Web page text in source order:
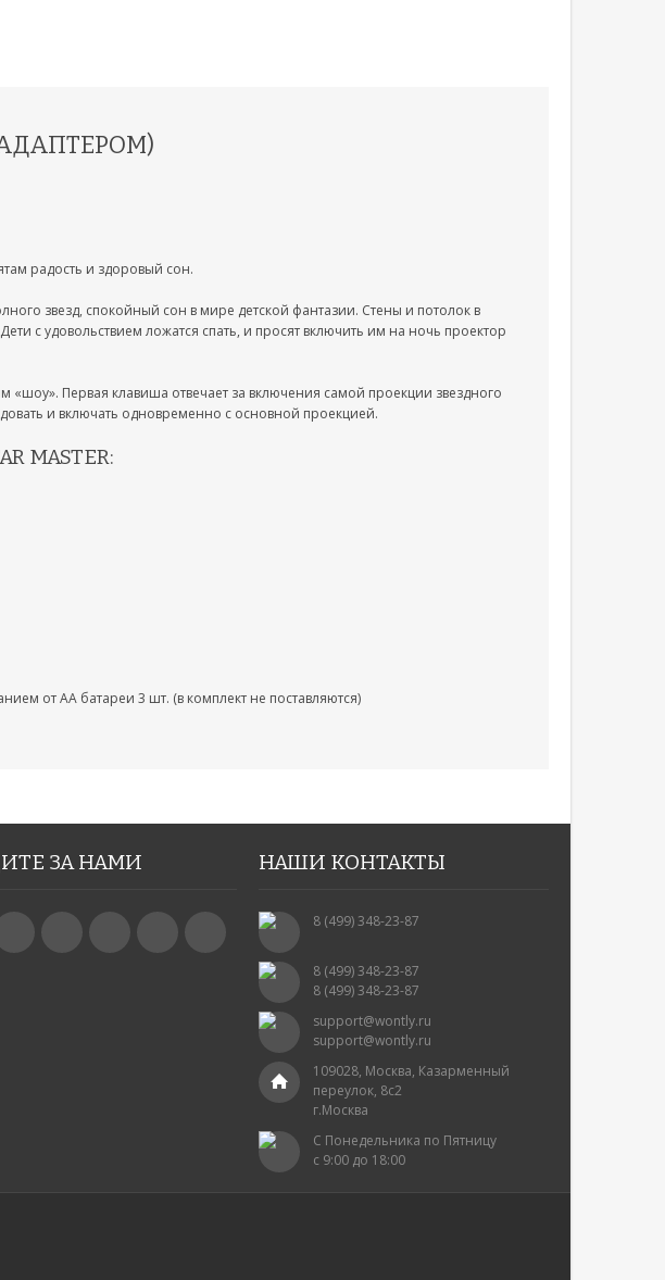
АДАПТЕРОМ)
радость и здоровый сон.
звезд, спокойный сон в мире детской фантазии. Стены и потолок в
с удовольствием ложатся спать, и просят включить им на ночь проектор
Первая клавиша отвечает за включения самой проекции звездного
и включать одновременно с основной проекцией.
MASTER:
от AA батареи 3 шт. (в комплект не поставляются)
ЗА НАМИ НАШИ КОНТАКТЫ
8 (499) 348-23-87
8 (499) 348-23-87
8 (499) 348-23-87
support@wontly.ru
support@wontly.ru
109028, Москва, Казарменный
переулок, 8с2
г.Москва
С Понедельника по Пятницу
с 9:00 до 18:00